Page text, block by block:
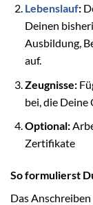
Lebenslauf:
Deinen
Ausbildung,
auf.
Zeugnisse:
bei, die Deine
Optional:
Zertifikate
So formulierst
Das